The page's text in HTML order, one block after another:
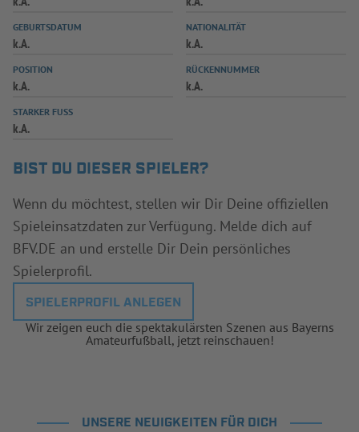
SPIELPLUS
GEBURTSDATUM
k.A.
NATIONALITÄT
k.A.
POSITION
k.A.
RÜCKENNUMMER
k.A.
STARKER FUSS
k.A.
BIST DU DIESER SPIELER?
Wenn du möchtest, stellen wir Dir Deine offiziellen
Spieleinsatzdaten zur Verfügung. Melde dich auf
BFV.DE an und erstelle Dir Dein persönliches
Spielerprofil.
SPIELERPROFIL ANLEGEN
Wir zeigen euch die spektakulärsten Szenen aus Bayerns
Amateurfußball, jetzt reinschauen!
UNSERE NEUIGKEITEN FÜR DICH